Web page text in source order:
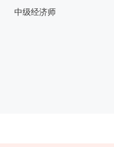
中级经济师